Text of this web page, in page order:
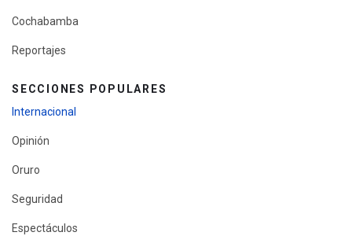
Cochabamba
Reportajes
SECCIONES POPULARES
Internacional
Opinión
Oruro
Seguridad
Espectáculos